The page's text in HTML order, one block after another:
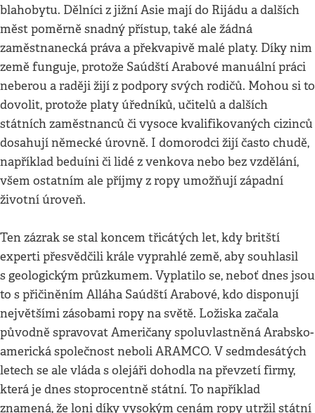
blahobytu. Dělníci z jižní Asie mají do Rijádu a dalších
měst poměrně snadný přístup, také ale žádná
zaměstnanecká práva a překvapivě malé platy. Díky nim
země funguje, protože Saúdští Arabové manuální práci
neberou a raději žijí z podpory svých rodičů. Mohou si to
dovolit, protože platy úředníků, učitelů a dalších
státních zaměstnanců či vysoce kvalifikovaných cizinců
dosahují německé úrovně. I domorodci žijí často chudě,
například beduíni či lidé z venkova nebo bez vzdělání,
všem ostatním ale příjmy z ropy umožňují západní
životní úroveň.
Ten zázrak se stal koncem třicátých let, kdy britští
experti přesvědčili krále vyprahlé země, aby souhlasil
s geologickým průzkumem. Vyplatilo se, neboť dnes jsou
to s přičiněním Alláha Saúdští Arabové, kdo disponují
největšími zásobami ropy na světě. Ložiska začala
původně spravovat Američany spoluvlastněná Arabsko-
americká společnost neboli ARAMCO. V sedmdesátých
letech se ale vláda s olejáři dohodla na převzetí firmy,
která je dnes stoprocentně státní. To například
znamená, že loni díky vysokým cenám ropy utržil státní